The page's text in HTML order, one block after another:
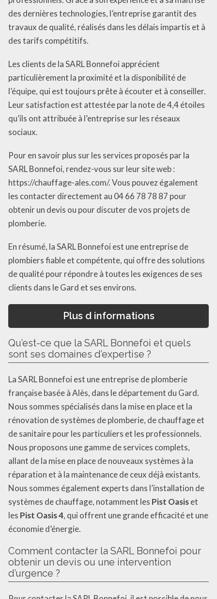
des dernières technologies, l’entreprise garantit des
travaux de qualité, réalisés dans les délais impartis et à
des tarifs compétitifs.
Les clients de la SARL Bonnefoi apprécient
particulièrement la proximité et la disponibilité de
l’équipe, qui est toujours prête à écouter et à conseiller.
Leur satisfaction est attestée par la note de 4,4 étoiles
qu’ils ont attribuée à l’entreprise sur les réseaux
sociaux.
Pour en savoir plus sur les services proposés par la
SARL Bonnefoi, rendez-vous sur leur site web :
https://chauffage-ales.com/. Vous pouvez également
les contacter directement au 04 66 78 78 87 pour
obtenir un devis ou pour discuter de vos projets de
plomberie.
En résumé, la SARL Bonnefoi est une entreprise de
plombiers fiable et compétente, qui offre des solutions
de qualité pour répondre à toutes les exigences de ses
clients dans le Gard et ses environs.
Plus d informations
Qu’est-ce que la SARL Bonnefoi et quels
sont ses domaines d’expertise ?
La SARL Bonnefoi est une entreprise de plomberie
française basée à Alès, dans le département du Gard.
Nous sommes spécialisés dans la mise en place et la
rénovation de systèmes de plomberie, de chauffage et
de sanitaire pour les particuliers et les professionnels.
Nous proposons une gamme de services complets,
allant de la mise en place de nouveaux systèmes à la
réparation et à la maintenance de ceux déjà existants.
Nous sommes également experts dans l’installation de
systèmes de chauffage, notamment les Pist Oasiset
les Pist Oasis 4, qui offrent une grande efficacité et une
économie d’énergie.
Comment contacter la SARL Bonnefoi pour
obtenir un devis ou une intervention
d’urgence ?